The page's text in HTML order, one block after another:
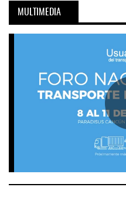
MULTIMEDIA